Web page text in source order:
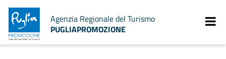
Agenzia Regionale del Turismo
PUGLIAPROMOZIONE